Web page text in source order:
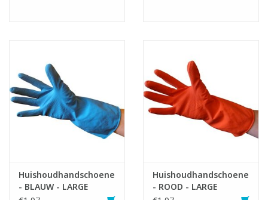
Huishoudhandschoenen
- BLAUW - LARGE
Huishoudhandschoenen
- ROOD - LARGE